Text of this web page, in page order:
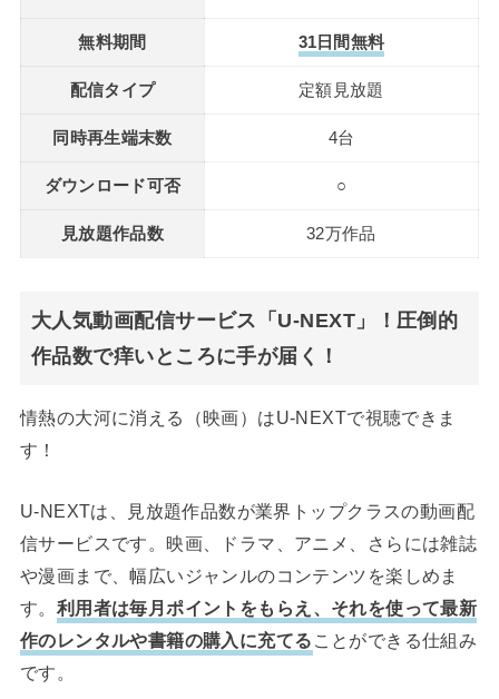
無料期間 31日間無料
配信タイプ 定額見放題
同時再生端末数 4台
ダウンロード可否 ○
見放題作品数 32万作品
大人気動画配信サービス「U-NEXT」！圧倒的
作品数で痒いところに手が届く！
情熱の大河に消える（映画）はU-NEXTで視聴できま
す！
U-NEXTは、見放題作品数が業界トップクラスの動画配
信サービスです。映画、ドラマ、アニメ、さらには雑誌
や漫画まで、幅広いジャンルのコンテンツを楽しめま
す。 利用者は毎月ポイントをもらえ、それを使って最新
作のレンタルや書籍の購入に充てる ことができる仕組み
です。